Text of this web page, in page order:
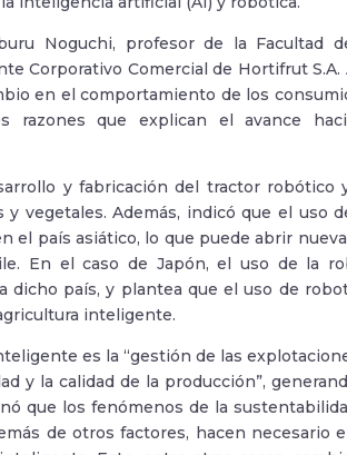
Noguchi, profesor de la Facultad
Corporativo Comercial de Hortifrut
en el comportamiento de los
que explican el avance
y fabricación del tractor robótico
vegetales. Además, indicó que el uso
el país asiático, lo que puede abrir
En el caso de Japón, el uso de la
dicho país, y plantea que el uso de
inteligente.
es la “gestión de las
y la calidad de la producción”,
que los fenómenos de la
de otros factores, hacen necesario